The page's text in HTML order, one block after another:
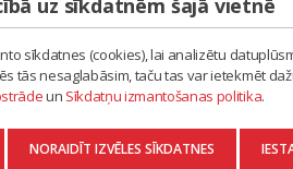
LAIPA
ES RADU MŪZIKU
AKTUALITĀTES
KONTAKTI
SĪKDATŅU IZMANTOŠANAS POLITIKA
DATU APSTRĀDE
uz sīkdatnēm šajā vietnē
sīkdatnes (cookies), lai analizētu
tās nesaglabāsim, taču tas var ietekmēt
un Sīkdatņu izmantošanas politika.
NORAIDĪT IZVĒLES SĪKDATNES